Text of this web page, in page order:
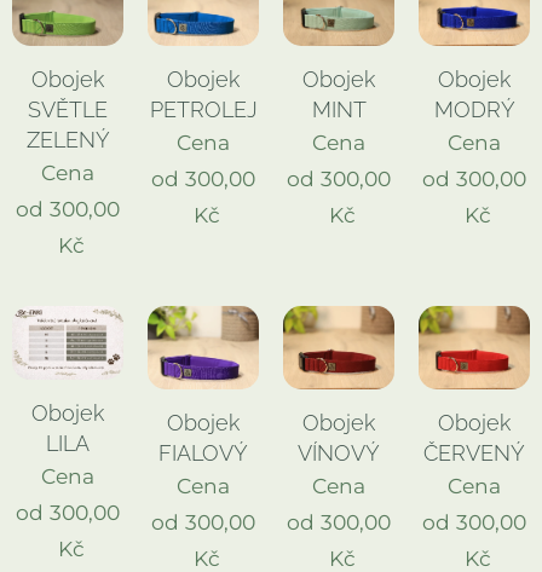
Obojek
SVĚTLE
ZELENÝ
Cena
od 300,00
Kč
Obojek
PETROLEJ
Cena
od 300,00
Kč
Obojek
MINT
Cena
od 300,00
Kč
Obojek
MODRÝ
Cena
od 300,00
Kč
Obojek
LILA
Cena
od 300,00
Kč
Obojek
FIALOVÝ
Cena
od 300,00
Kč
Obojek
VÍNOVÝ
Cena
od 300,00
Kč
Obojek
ČERVENÝ
Cena
od 300,00
Kč